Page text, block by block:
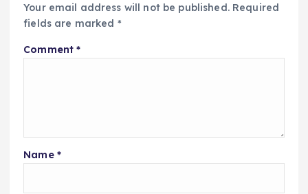
Your email address will not be published. Required
fields are marked *
Comment*
Name *